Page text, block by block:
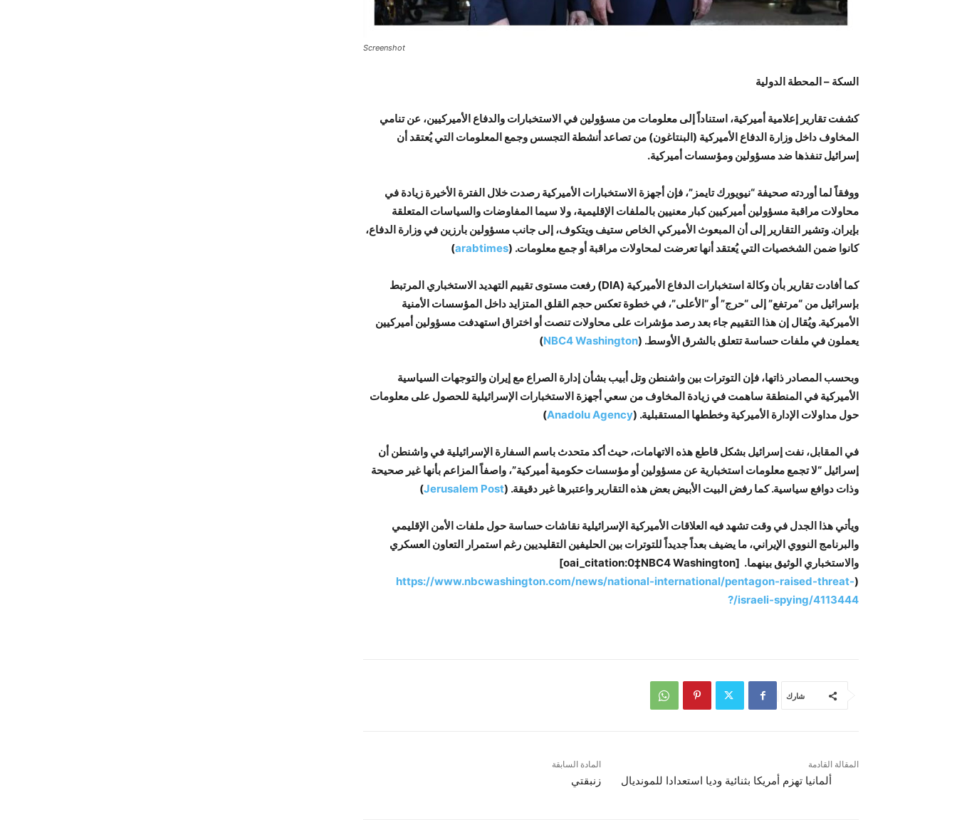
Screenshot
السكة – المحطة الدولية
كشفت تقارير إعلامية أميركية، استناداً إلى معلومات من مسؤولين في الاستخبارات والدفاع الأميركيين، عن تنامي
المخاوف داخل وزارة الدفاع الأميركية (البنتاغون) من تصاعد أنشطة التجسس وجمع المعلومات التي يُعتقد أن
إسرائيل تنفذها ضد مسؤولين ومؤسسات أميركية.
ووفقاً لما أوردته صحيفة “نيويورك تايمز”، فإن أجهزة الاستخبارات الأميركية رصدت خلال الفترة الأخيرة زيادة في
محاولات مراقبة مسؤولين أميركيين كبار معنيين بالملفات الإقليمية، ولا سيما المفاوضات والسياسات المتعلقة
بإيران. وتشير التقارير إلى أن المبعوث الأميركي الخاص ستيف ويتكوف، إلى جانب مسؤولين بارزين في وزارة الدفاع،
كانوا ضمن الشخصيات التي يُعتقد أنها تعرضت لمحاولات مراقبة أو جمع معلومات. (arabtimes
⁠)
كما أفادت تقارير بأن وكالة استخبارات الدفاع الأميركية (DIA) رفعت مستوى تقييم التهديد الاستخباري المرتبط
بإسرائيل من “مرتفع” إلى “حرج” أو “الأعلى”، في خطوة تعكس حجم القلق المتزايد داخل المؤسسات الأمنية
الأميركية. ويُقال إن هذا التقييم جاء بعد رصد مؤشرات على محاولات تنصت أو اختراق استهدفت مسؤولين أميركيين
يعملون في ملفات حساسة تتعلق بالشرق الأوسط. (NBC4 Washington
⁠)
وبحسب المصادر ذاتها، فإن التوترات بين واشنطن وتل أبيب بشأن إدارة الصراع مع إيران والتوجهات السياسية
الأميركية في المنطقة ساهمت في زيادة المخاوف من سعي أجهزة الاستخبارات الإسرائيلية للحصول على معلومات
حول مداولات الإدارة الأميركية وخططها المستقبلية. (Anadolu Agency
⁠)
في المقابل، نفت إسرائيل بشكل قاطع هذه الاتهامات، حيث أكد متحدث باسم السفارة الإسرائيلية في واشنطن أن
إسرائيل “لا تجمع معلومات استخبارية عن مسؤولين أو مؤسسات حكومية أميركية”، واصفاً المزاعم بأنها غير صحيحة
وذات دوافع سياسية. كما رفض البيت الأبيض بعض هذه التقارير واعتبرها غير دقيقة. (Jerusalem Post
⁠)
ويأتي هذا الجدل في وقت تشهد فيه العلاقات الأميركية الإسرائيلية نقاشات حساسة حول ملفات الأمن الإقليمي
والبرنامج النووي الإيراني، ما يضيف بعداً جديداً للتوترات بين الحليفين التقليديين رغم استمرار التعاون العسكري
والاستخباري الوثيق بينهما.
[oai_citation:0‡NBC4 Washington]
(
https://www.nbcwashington.com/news/national-international/pentagon-raised-threat-
israeli-spying/4113444/?
شارك
المادة السابقة
زنبقتي
المقالة القادمة
ألمانيا تهزم أمريكا بثنائية وديا استعدادا للمونديال